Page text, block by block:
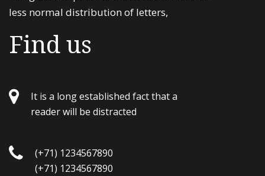
less normal distribution of letters,
Find us
It is a long established fact that a
reader will be distracted
(+71) 1234567890
(+71) 1234567890